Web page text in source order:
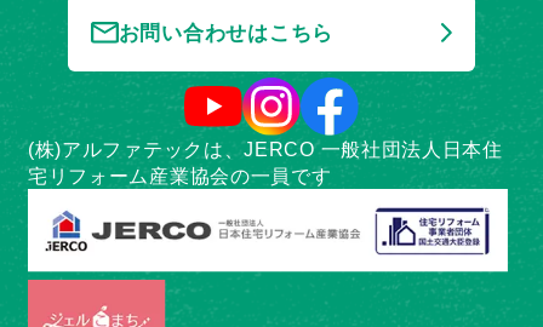
お問い合わせはこちら
(株)アルファテックは、JERCO 一般社団法人日本住
宅リフォーム産業協会の一員です